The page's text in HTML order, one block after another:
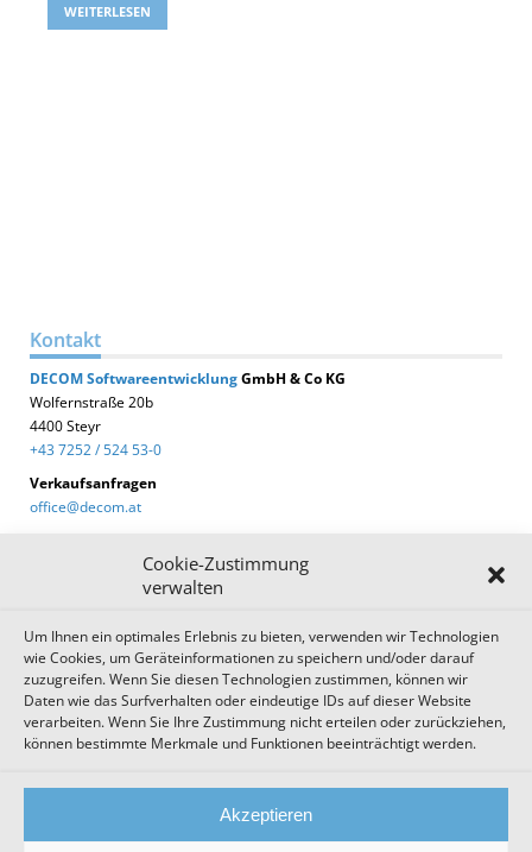
Cookie-Zustimmung
verwalten
Um Ihnen ein optimales Erlebnis zu bieten, verwenden wir Technologien
wie Cookies, um Geräteinformationen zu speichern und/oder darauf
zuzugreifen. Wenn Sie diesen Technologien zustimmen, können wir
Daten wie das Surfverhalten oder eindeutige IDs auf dieser Website
verarbeiten. Wenn Sie Ihre Zustimmung nicht erteilen oder zurückziehen,
können bestimmte Merkmale und Funktionen beeinträchtigt werden.
Akzeptieren
WEITERLESEN
Kontakt
DECOMSoftwareentwicklungGmbH & Co KG
Wolfernstraße 20b
4400 Steyr
+43 7252 / 524 53-0
Verkaufsanfragen
office@decom.at
DECOM News
Zum Newsletter anmelden!